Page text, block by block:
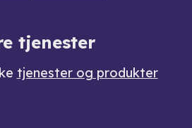
tjenester
tjenester og produkter